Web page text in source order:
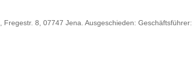
8, 07747 Jena. Ausgeschieden: Geschäftsführer: